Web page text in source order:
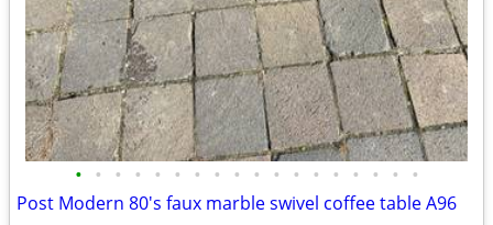
• • • • • • • • • • • • • • • • • •
Post Modern 80's faux marble swivel coffee table A96